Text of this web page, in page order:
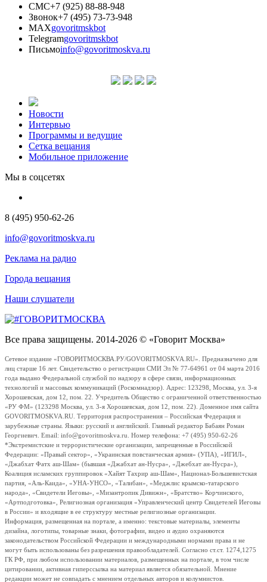
СМС+7 (925) 88-88-948
Звонок+7 (495) 73-73-948
MAXgovoritmskbot
Telegramgovoritmskbot
Письмоinfo@govoritmoskva.ru
Новости
Интервью
Программы и ведущие
Сетка вещания
Мобильное приложение
Мы в соцсетях
8 (495) 950-62-26
info@govoritmoskva.ru
Реклама на радио
Города вещания
Наши слушатели
Все права защищены. 2014-2026 © «Говорит Москва»
Сетевое издание «ГОВОРИТМОСКВА.РУ/GOVORITMOSKVA.RU». Предназначено для
лиц старше 16 лет. Свидетельство о регистрации СМИ Эл № 77-64961 от 04 марта 2016
года выдано Федеральной службой по надзору в сфере связи, информационных
технологий и массовых коммуникаций (Роскомнадзор). Адрес: 123298, Москва, ул. 3-я
Хорошевская, дом 12, пом. 22. Учредитель Общество с ограниченной ответственностью
«РУ ФМ» (123298 Москва, ул. 3-я Хорошевская, дом 12, пом. 22). Доменное имя сайта
GOVORITMOSKVA.RU. Территория распространения – Российская Федерация и
зарубежные страны. Языки: русский и английский. Главный редактор Бабаян Роман
Георгиевич. Email: info@govoritmoskva.ru. Номер телефона: +7 (495) 950-62-26
*Экстремистские и террористические организации, запрещенные в Российской
Федерации: «Правый сектор», «Украинская повстанческая армия» (УПА), «ИГИЛ»,
«Джабхат Фатх аш-Шам» (бывшая «Джабхат ан-Нусра», «Джебхат ан-Нусра»),
Коалиция исламских группировок «Хайят Тахрир аш-Шам», Национал-Большевистская
партия, «Аль-Каида», «УНА-УНСО», «Талибан», «Меджлис крымско-татарского
народа», «Свидетели Иеговы», «Мизантропик Дивижн», «Братство» Корчинского,
«Артподготовка», Религиозная организация «Управленческий центр Свидетелей Иеговы
в России» и входящие в ее структуру местные религиозные организации.
Информация, размещенная на портале, а именно: текстовые материалы, элементы
дизайна, логотипы, товарные знаки, фотографии, видео и аудио охраняются
законодательством Российской Федерации и международными нормами права и не
могут быть использованы без разрешения правообладателей. Согласно ст.ст. 1274,1275
ГК РФ, при любом использовании материалов, размещенных на портале, в том числе
цитировании, активная гиперссылка на материал является обязательной. Мнение
редакции может не совпадать с мнением отдельных авторов и колумнистов.